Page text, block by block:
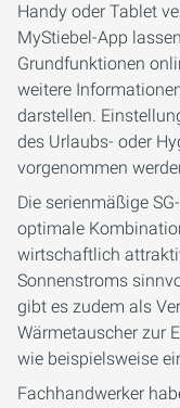
Handy oder Tablet
MyStiebel-App
Grundfunktionen
weitere
darstellen.
des Urlaubs- oder
vorgenommen
Die serienmäßige
optimale
wirtschaftlich
Sonnenstroms
gibt es zudem als
Wärmetauscher zur
wie beispielsweise
Fachhandwerker